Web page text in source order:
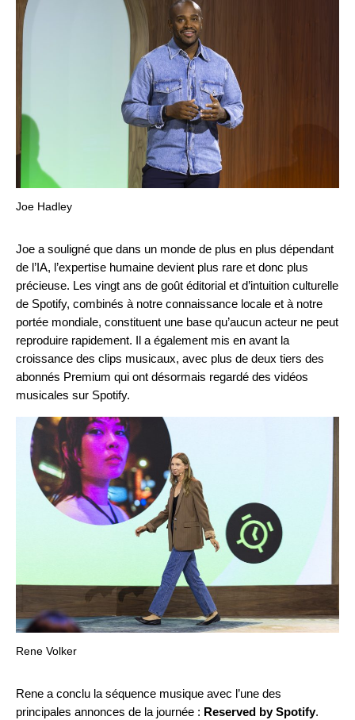
Joe Hadley
Joe a souligné que dans un monde de plus en plus dépendant
de l’IA, l’expertise humaine devient plus rare et donc plus
précieuse. Les vingt ans de goût éditorial et d’intuition culturelle
de Spotify, combinés à notre connaissance locale et à notre
portée mondiale, constituent une base qu’aucun acteur ne peut
reproduire rapidement. Il a également mis en avant la
croissance des clips musicaux, avec plus de deux tiers des
abonnés Premium qui ont désormais regardé des vidéos
musicales sur Spotify.
Rene Volker
Rene a conclu la séquence musique avec l’une des
principales annonces de la journée : Reserved by Spotify.